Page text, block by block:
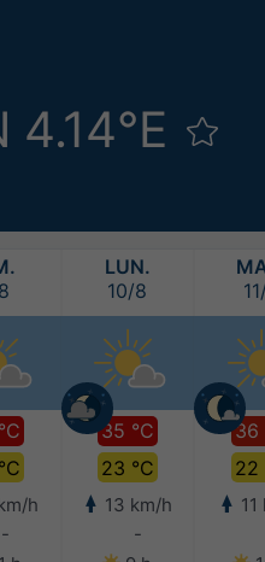
h
-
LUN.
10/8
35 °C
23 °C
13 km/h
-
36
22